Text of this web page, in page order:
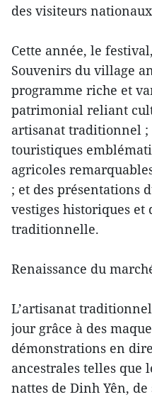
des visiteurs
Cette année, le
Souvenirs du village
programme riche et
patrimonial reliant
artisanat traditionnel ;
touristiques
agricoles
; et des présentations
vestiges historiques
traditionnelle.
Renaissance du
L’artisanat
jour grâce à des
démonstrations en
ancestrales telles que
nattes de Dinh Yên,